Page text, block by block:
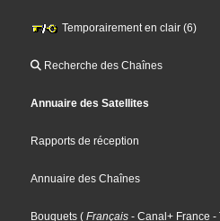
Temporairement en clair (6)
Recherche des Chaînes
Annuaire des Satellites
Rapports de réception
Annuaire des Chaînes
Bouquets ( Français - Canal+ France -